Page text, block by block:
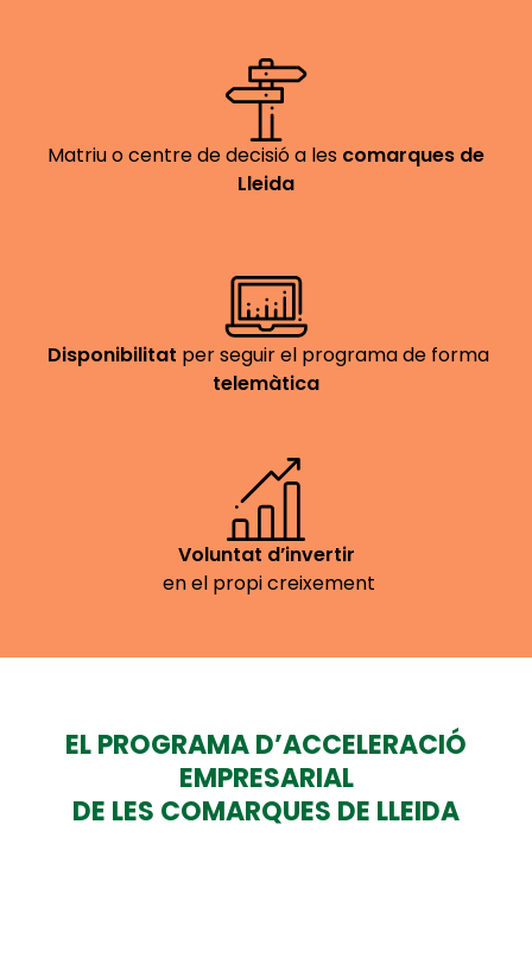
Matriu o centre de decisió a les comarques de
Lleida
Disponibilitat per seguir el programa de forma
telemàtica
Voluntat d’invertir
en el propi creixement
EL PROGRAMA D’ACCELERACIÓ
EMPRESARIAL
DE LES COMARQUES DE LLEIDA